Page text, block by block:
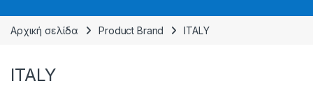
Αρχική σελίδα Product Brand ITALY
ITALY